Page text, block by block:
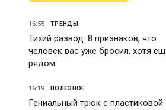
16:55 ТРЕНДЫ
Тихий развод: 8 признаков, что
человек вас уже бросил, хотя
рядом
16:19 ПОЛЕЗНОЕ
Гениальный трюк с пластиковой